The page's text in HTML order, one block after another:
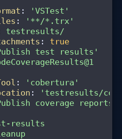
: ' VSTest'
: ' **/*.trx'
testresults/
:
true
test
results'
: ' cobertura'
: ' testresults/
coverage
reports'
results